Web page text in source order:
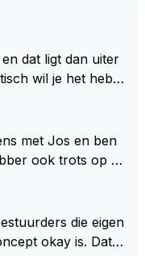
dat ligt dan uiter
wil je het hebb
Red Bull bochtgri
is iets wat vaker
aan bet stuur.
met Jos en ben
ook trots op de
dat hij nog een
waarmee hij d
'ik-reed-in-een-Me
die eigen
okay is. Dat is